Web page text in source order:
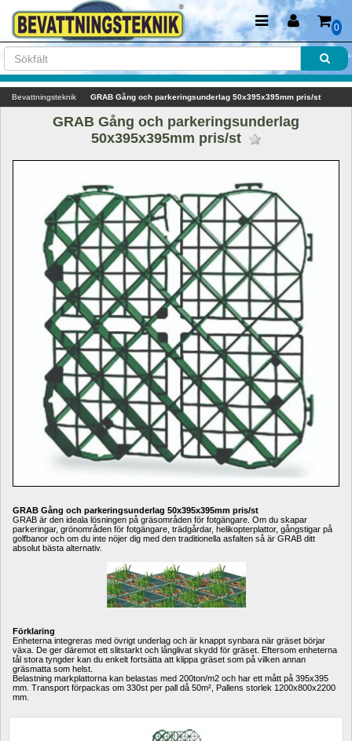
0
Bevattningsteknik GRAB Gång och parkeringsunderlag 50x395x395mm pris/st
GRAB Gång och parkeringsunderlag
50x395x395mm pris/st
GRAB Gång och parkeringsunderlag 50x395x395mm pris/st
GRAB är den ideala lösningen på gräsområden för fotgängare. Om du skapar
parkeringar, grönområden för fotgängare, trädgårdar, helikopterplattor, gångstigar på
golfbanor och om du inte nöjer dig med den traditionella asfalten så är GRAB ditt
absolut bästa alternativ.
Förklaring
Enheterna integreras med övrigt underlag och är knappt synbara när gräset börjar
växa. De ger däremot ett slitstarkt och långlivat skydd för gräset. Eftersom enheterna
tål stora tyngder kan du enkelt fortsätta att klippa gräset som på vilken annan
gräsmatta som helst.
Belastning markplattorna kan belastas med 200ton/m2 och har ett mått på 395x395
mm. Transport förpackas om 330st per pall då 50m², Pallens storlek 1200x800x2200
mm.